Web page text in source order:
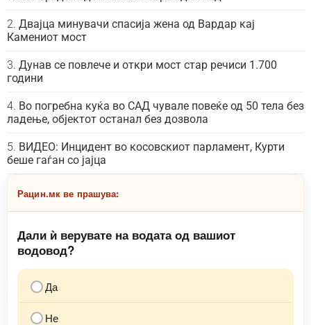
Двајца минувачи спасија жена од Вардар кај
Камениот мост
Дунав се повлече и откри мост стар речиси 1.700
години
Во погребна куќа во САД чувале повеќе од 50 тела без
ладење, објектот останал без дозвола
ВИДЕО: Инцидент во косовскиот парламент, Курти
беше гаѓан со јајца
Рацин.мк ве прашува:
Дали ѝ верувате на водата од вашиот
водовод?
Да
Не